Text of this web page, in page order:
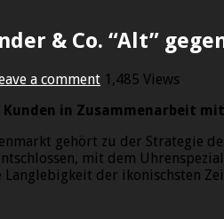
& Co. “Alt”
a comment 1,485 Views
in Zusammenarbeit
gehört zu der Strategie
mit dem
der ikonischsten